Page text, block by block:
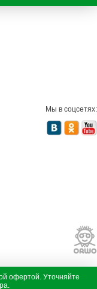
Мы в соцсетях:
офертой. Уточняйте